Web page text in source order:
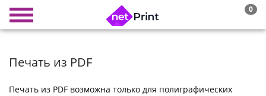
0
Печать из PDF
Печать из PDF возможна только для полиграфических